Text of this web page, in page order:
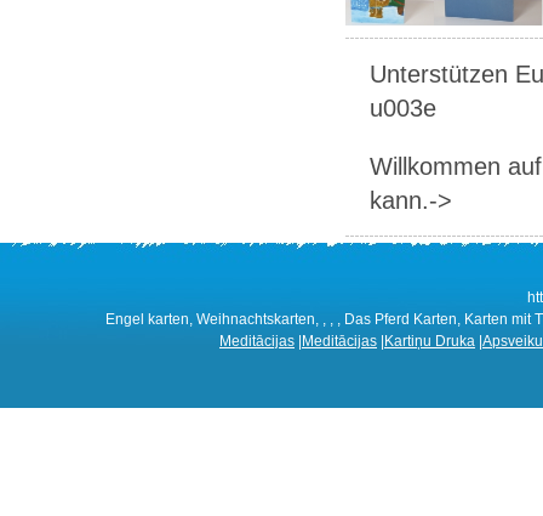
Unterstützen
u003e
Willkommen
kann.->
Engel karten, Weihnachtskarten, , , , Das Pferd Karten, Karten mit
Meditācijas Meditācijas Kartiņu Druka